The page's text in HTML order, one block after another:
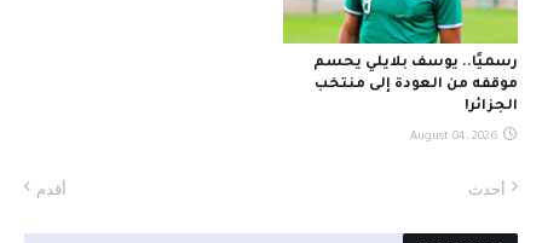
رسميًا.. يوسف بلايلي يحسم
موقفه من العودة إلى منتخب
الجزائر!
August 04, 2026
أحدث أقدم